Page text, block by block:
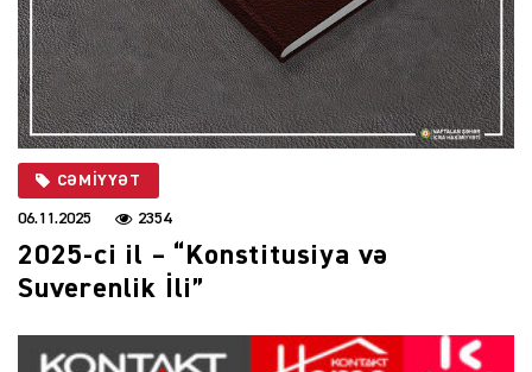
CƏMIYYƏT
06.11.2025 2354
2025-ci il – “Konstitusiya və
Suverenlik İli”